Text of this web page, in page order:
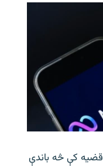
کې څه باندې